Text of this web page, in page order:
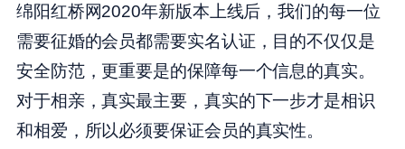
绵阳红桥网2020年新版本上线后，我们的每一位
需要征婚的会员都需要实名认证，目的不仅仅是
安全防范，更重要是的保障每一个信息的真实。
对于相亲，真实最主要，真实的下一步才是相识
和相爱，所以必须要保证会员的真实性。